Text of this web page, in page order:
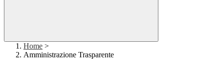
Home >
Amministrazione Trasparente